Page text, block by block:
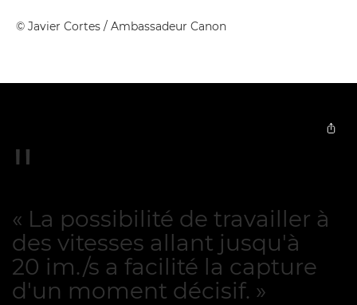
© Javier Cortes / Ambassadeur Canon
« La possibilité de travailler à
des vitesses allant jusqu'à
20 im./s a facilité la capture
d'un moment décisif. »